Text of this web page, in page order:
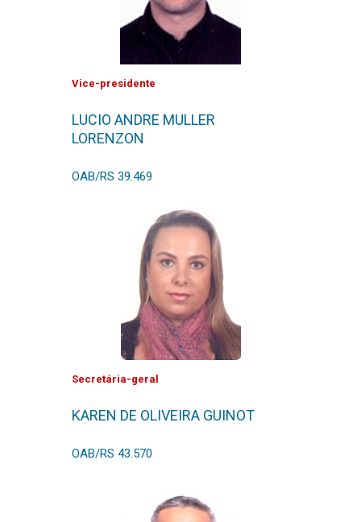
Vice-presidente
LUCIO ANDRE MULLER
LORENZON
OAB/RS 39.469
Secretária-geral
KAREN DE OLIVEIRA GUINOT
OAB/RS 43.570